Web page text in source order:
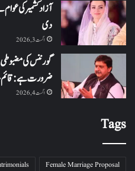
آزاد کشمیر کی
دی
اگست 3, 2026
گورننس کی
ضرورت ہے: قائم
اگست 4, 2026
Tags
Female Marriage Proposal